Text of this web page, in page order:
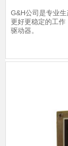
G&H公司是专业
更好更稳定的工作
驱动器。